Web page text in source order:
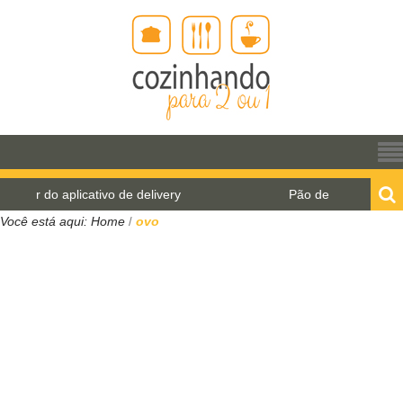
de delivery
Pão de água para o World Bread
Você está aqui: Home / ovo